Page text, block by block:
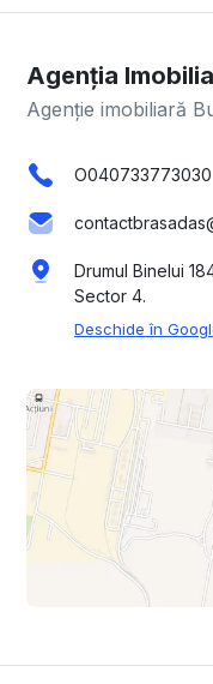
Agenția
Agenție imobiliară
O040733773030
Drumul Binelui
Sector 4.
Deschide în